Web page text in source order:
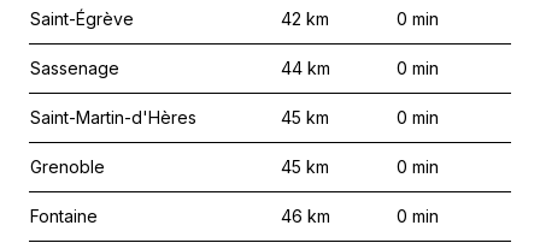
Saint-Égrève 42 km 0 min
Sassenage 44 km 0 min
Saint-Martin-d'Hères 45 km 0 min
Grenoble 45 km 0 min
Fontaine 46 km 0 min